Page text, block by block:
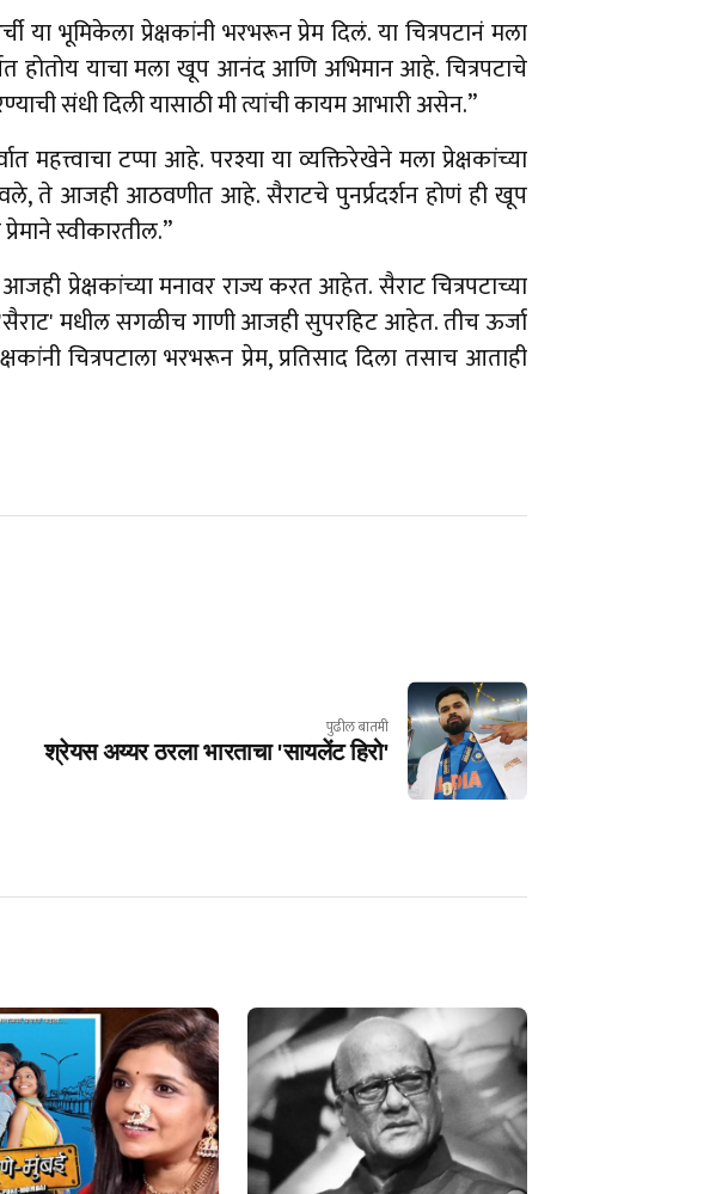
भूमिकेला प्रेक्षकांनी भरभरून प्रेम दिलं. या चित्रपटानं मला
होतोय याचा मला खूप आनंद आणि अभिमान आहे. चित्रपटाचे
संधी दिली यासाठी मी त्यांची कायम आभारी असेन.”
टप्पा आहे. परश्या या व्यक्तिरेखेने मला प्रेक्षकांच्या
ते आजही आठवणीत आहे. सैराटचे पुनर्प्रदर्शन होणं ही खूप
स्वीकारतील.”
प्रेक्षकांच्या मनावर राज्य करत आहेत. सैराट चित्रपटाच्या
मधील सगळीच गाणी आजही सुपरहिट आहेत. तीच ऊर्जा
चित्रपटाला भरभरून प्रेम, प्रतिसाद दिला तसाच आताही
पुढील बातमी
श्रेयस अय्यर ठरला भारताचा 'सायलेंट हिरो'